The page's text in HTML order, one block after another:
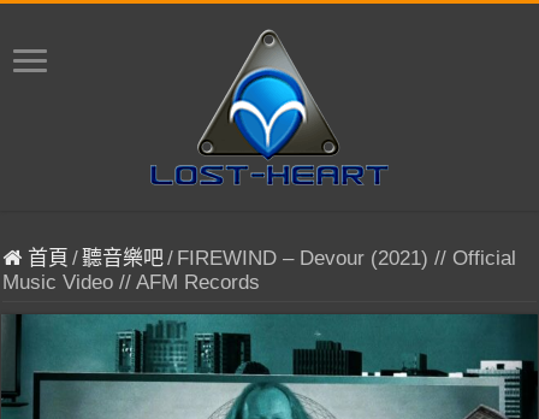
首頁 /聽音樂吧/ FIREWIND – Devour (2021) // Official
Music Video // AFM Records